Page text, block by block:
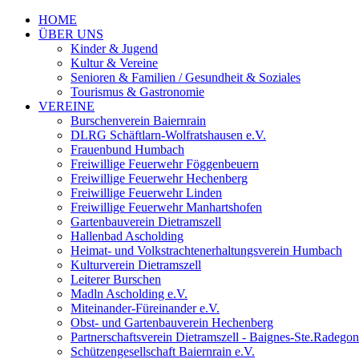
HOME
ÜBER UNS
Kinder & Jugend
Kultur & Vereine
Senioren & Familien / Gesundheit & Soziales
Tourismus & Gastronomie
VEREINE
Burschenverein Baiernrain
DLRG Schäftlarn-Wolfratshausen e.V.
Frauenbund Humbach
Freiwillige Feuerwehr Föggenbeuern
Freiwillige Feuerwehr Hechenberg
Freiwillige Feuerwehr Linden
Freiwillige Feuerwehr Manhartshofen
Gartenbauverein Dietramszell
Hallenbad Ascholding
Heimat- und Volkstrachtenerhaltungsverein Humbach
Kulturverein Dietramszell
Leiterer Burschen
Madln Ascholding e.V.
Miteinander-Füreinander e.V.
Obst- und Gartenbauverein Hechenberg
Partnerschaftsverein Dietramszell - Baignes-
Schützengesellschaft Baiernrain e.V.